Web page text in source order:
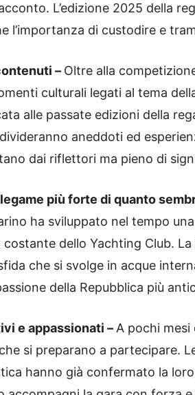
L’edizione 2025 della
l’importanza di custodire e
– Oltre alla
culturali legati al tema
alle passate edizioni della
aneddoti ed
dai riflettori ma pieno di
più forte di quanto
ha sviluppato nel tempo
costante dello Yachting Club. La
che si svolge in acque
della Repubblica più
e appassionati – A pochi mesi
si preparano a partecipare.
hanno già confermato la